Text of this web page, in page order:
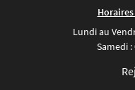
Lundi au
Samedi :